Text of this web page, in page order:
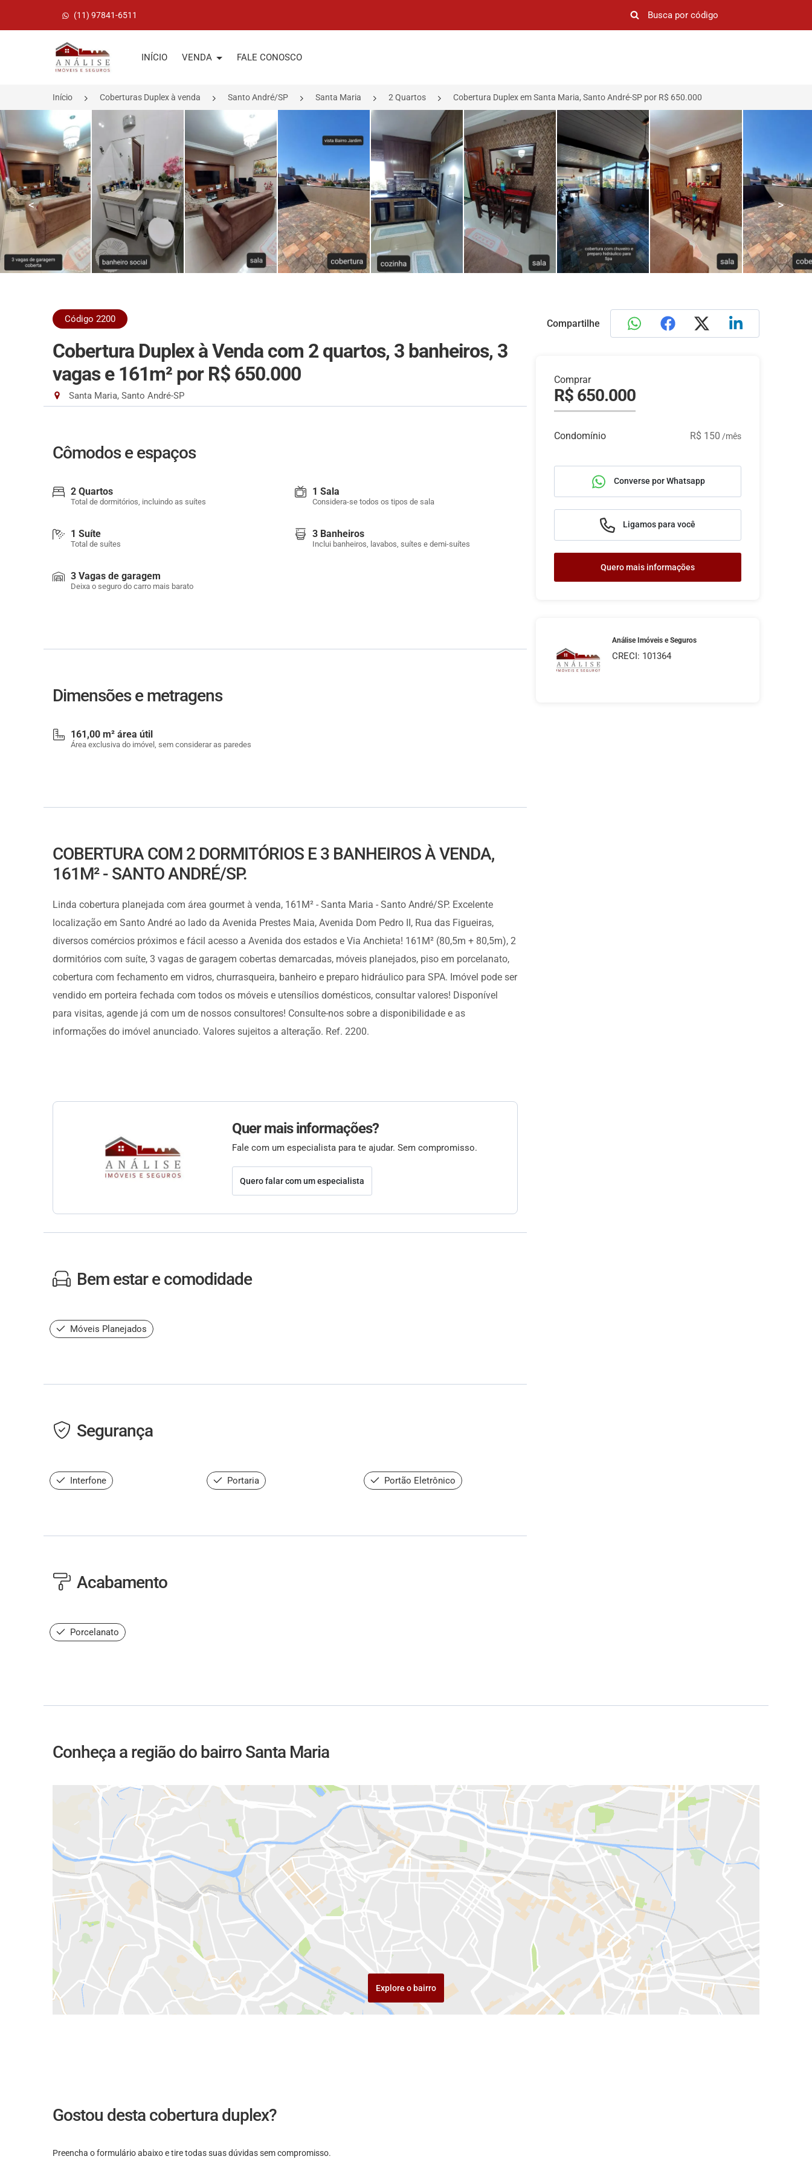
(11) 97841-6511
Página inicial
INÍCIO VENDA FALE CONOSCO
Início Coberturas Duplex à venda Santo André/SP Santa Maria 2 Quartos Cobertura Duplex em Santa Maria, Santo André-SP por R$ 650.000
< >
Código 2200
Cobertura Duplex à Venda com 2 quartos, 3 banheiros, 3
vagas e 161m² por R$ 650.000
Santa Maria, Santo André-SP
Cômodos e espaços
2 Quartos
Total de dormitórios, incluindo as suítes
1 Sala
Considera-se todos os tipos de sala
1 Suíte
Total de suítes
3 Banheiros
Inclui banheiros, lavabos, suítes e demi-suítes
3 Vagas de garagem
Deixa o seguro do carro mais barato
Dimensões e metragens
161,00 m² área útil
Área exclusiva do imóvel, sem considerar as paredes
COBERTURA COM 2 DORMITÓRIOS E 3 BANHEIROS À VENDA,
161M² - SANTO ANDRÉ/SP.
Linda cobertura planejada com área gourmet à venda, 161M² - Santa Maria - Santo André/SP. Excelente
localização em Santo André ao lado da Avenida Prestes Maia, Avenida Dom Pedro II, Rua das Figueiras,
diversos comércios próximos e fácil acesso a Avenida dos estados e Via Anchieta! 161M² (80,5m + 80,5m), 2
dormitórios com suíte, 3 vagas de garagem cobertas demarcadas, móveis planejados, piso em porcelanato,
cobertura com fechamento em vidros, churrasqueira, banheiro e preparo hidráulico para SPA. Imóvel pode ser
vendido em porteira fechada com todos os móveis e utensílios domésticos, consultar valores! Disponível
para visitas, agende já com um de nossos consultores! Consulte-nos sobre a disponibilidade e as
informações do imóvel anunciado. Valores sujeitos a alteração. Ref. 2200.
Quer mais informações?
Fale com um especialista para te ajudar. Sem compromisso.
Quero falar com um especialista
Bem estar e comodidade
Móveis Planejados
Segurança
Interfone Portaria Portão Eletrônico
Acabamento
Porcelanato
Compartilhe
Comprar
R$ 650.000
Condomínio R$ 150 /mês
Converse por Whatsapp
Ligamos para você
Quero mais informações
Análise Imóveis e Seguros
CRECI: 101364
Conheça a região do bairro Santa Maria
Explore o bairro
Gostou desta cobertura duplex?
Preencha o formulário abaixo e tire todas suas dúvidas sem compromisso.